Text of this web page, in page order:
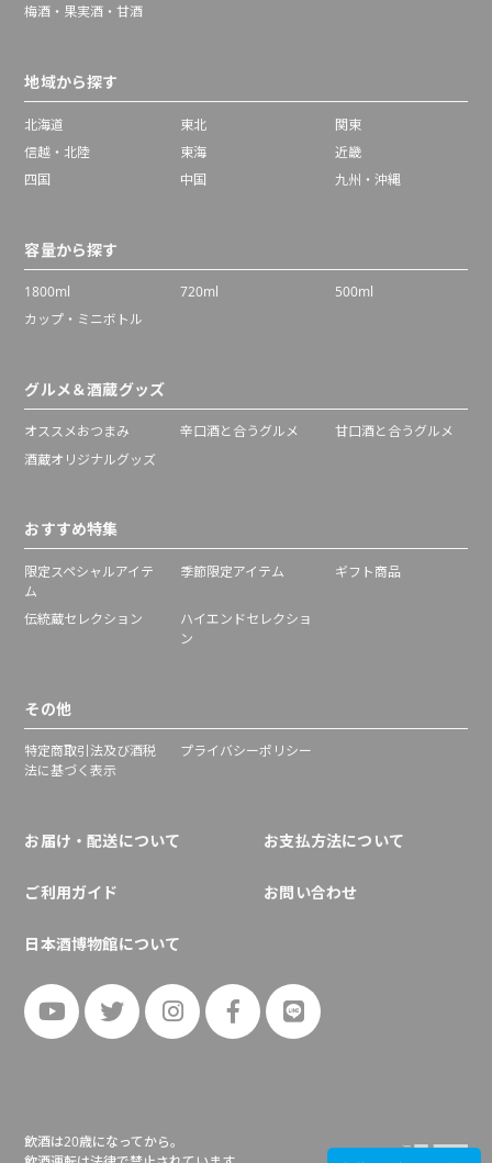
梅酒・果実酒・甘酒
地域から探す
北海道 東北
関東
信越・北陸
東海
近畿
四国
中国 九州・沖縄
容量から探す
1800ml 720ml
500ml
カップ・ミニボトル
グルメ＆酒蔵グッズ
オススメおつまみ 辛口酒と合うグルメ
甘口酒と合うグルメ
酒蔵オリジナルグッズ
おすすめ特集
限定スペシャルアイテ
ム
季節限定アイテム ギフト商品
伝統蔵セレクション
ハイエンドセレクショ
ン
その他
特定商取引法及び酒税
法に基づく表示
プライバシーポリシー
お届け・配送について お支払方法について
ご利用ガイド お問い合わせ
日本酒博物館について
飲酒は20歳になってから。